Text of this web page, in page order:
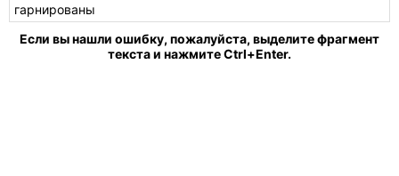
гарнированы
Если вы нашли ошибку, пожалуйста, выделите фрагмент
текста и нажмите Ctrl+Enter.